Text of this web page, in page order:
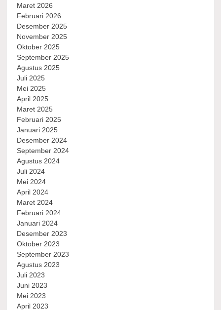
Maret 2026
Februari 2026
Desember 2025
November 2025
Oktober 2025
September 2025
Agustus 2025
Juli 2025
Mei 2025
April 2025
Maret 2025
Februari 2025
Januari 2025
Desember 2024
September 2024
Agustus 2024
Juli 2024
Mei 2024
April 2024
Maret 2024
Februari 2024
Januari 2024
Desember 2023
Oktober 2023
September 2023
Agustus 2023
Juli 2023
Juni 2023
Mei 2023
April 2023